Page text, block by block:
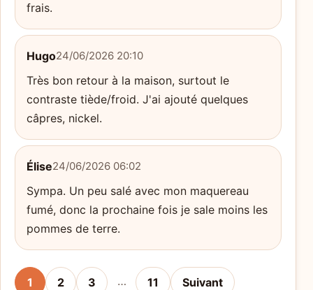
frais.
Hugo24/06/2026 20:10
Très bon retour à la maison, surtout le
contraste tiède/froid. J'ai ajouté quelques
câpres, nickel.
Élise24/06/2026 06:02
Sympa. Un peu salé avec mon maquereau
fumé, donc la prochaine fois je sale moins les
pommes de terre.
1 2 3 … 11 Suivant